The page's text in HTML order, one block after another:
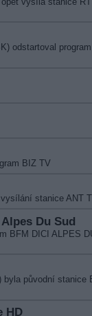
odstartoval program
BIZ TV
stanice ANT
Du Sud
BFM DICI ALPES
byla původní stanice
HD